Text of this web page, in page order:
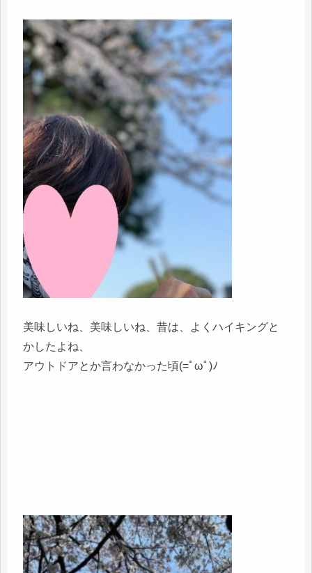
美味しいね、美味しいね、昔は、よくハイキングと
かしたよね、
アウトドアとか言わなかった頃(=ﾟωﾟ)ﾉ